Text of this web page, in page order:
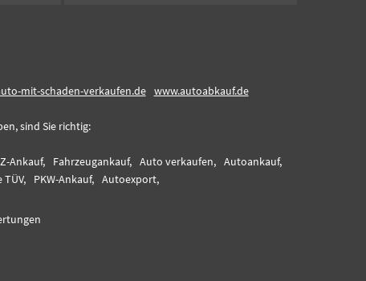
mit-schaden-verkaufen.de www.autoabkauf.de
sind Sie richtig:
Ankauf, Fahrzeugankauf, Auto verkaufen, Autoankauf,
PKW-Ankauf, Autoexport,